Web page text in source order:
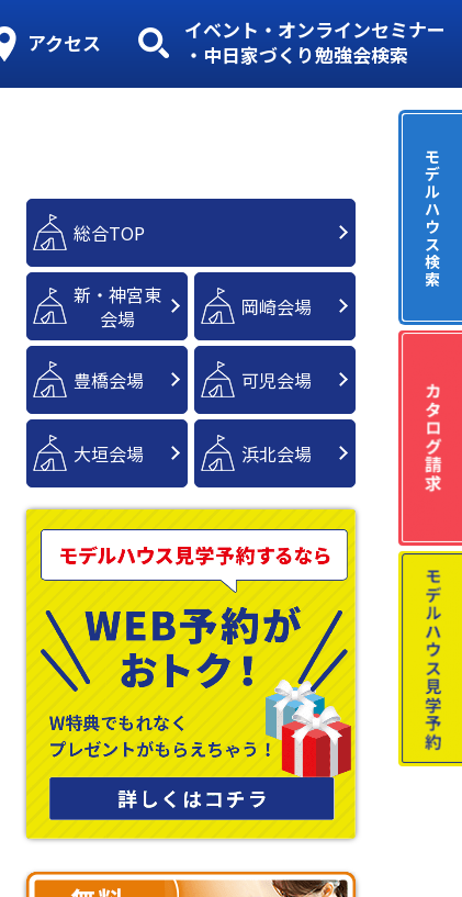
アクセス
イベント・オンラインセミナー
・中日家づくり勉強会検索
総合TOP
新・神宮東
会場
岡崎会場
豊橋会場 可児会場
大垣会場 浜北会場
モ
デ
ル
ハ
ウ
ス
検
索